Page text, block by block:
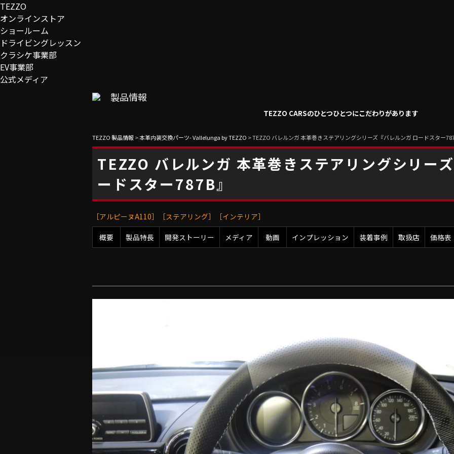
TEZZO
オンラインストア
ショールーム
ドライビングレッスン
クラシケ事業部
EV事業部
公式メディア
製品情報
TEZZO CARSのひとつひとつにこだわりがあります
TEZZO 製品情報>本革内装交換パーツ- Vallelunga by TEZZO >TEZZO バレルンガ 本革巻きステアリングシリーズ『バレルンガ ロードスター
TEZZO バレルンガ 本革巻きステアリングシリー
ードスター787B』
［アルピーヌA110］［ステアリング］［インテリア］
概要 製品特長 開発ストーリー メディア 動画 インプレッション 装着事例 取扱店 価格表